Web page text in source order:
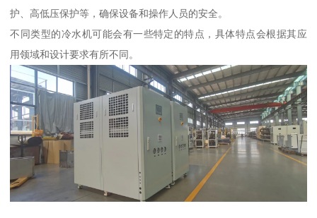
护、高低压保护等，确保设备和操作人员的安全。
不同类型的冷水机可能会有一些特定的特点，具体特点会根据其应
用领域和设计要求有所不同。